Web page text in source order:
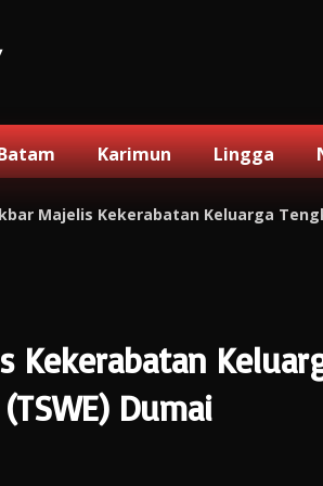
Karimun Lingga
Majelis Kekerabatan Keluarga
Kekerabatan
Dumai